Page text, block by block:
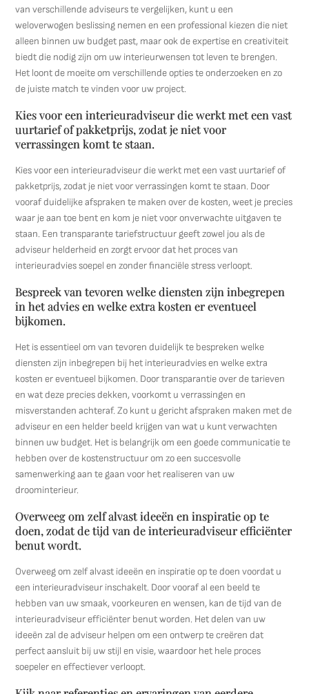
van verschillende adviseurs te vergelijken, kunt u een
weloverwogen beslissing nemen en een professional kiezen die niet
alleen binnen uw budget past, maar ook de expertise en creativiteit
biedt die nodig zijn om uw interieurwensen tot leven te brengen.
Het loont de moeite om verschillende opties te onderzoeken en zo
de juiste match te vinden voor uw project.
Kies voor een interieuradviseur die werkt met een vast
uurtarief of pakketprijs, zodat je niet voor
verrassingen komt te staan.
Kies voor een interieuradviseur die werkt met een vast uurtarief of
pakketprijs, zodat je niet voor verrassingen komt te staan. Door
vooraf duidelijke afspraken te maken over de kosten, weet je precies
waar je aan toe bent en kom je niet voor onverwachte uitgaven te
staan. Een transparante tariefstructuur geeft zowel jou als de
adviseur helderheid en zorgt ervoor dat het proces van
interieuradvies soepel en zonder financiële stress verloopt.
Bespreek van tevoren welke diensten zijn inbegrepen
in het advies en welke extra kosten er eventueel
bijkomen.
Het is essentieel om van tevoren duidelijk te bespreken welke
diensten zijn inbegrepen bij het interieuradvies en welke extra
kosten er eventueel bijkomen. Door transparantie over de tarieven
en wat deze precies dekken, voorkomt u verrassingen en
misverstanden achteraf. Zo kunt u gericht afspraken maken met de
adviseur en een helder beeld krijgen van wat u kunt verwachten
binnen uw budget. Het is belangrijk om een goede communicatie te
hebben over de kostenstructuur om zo een succesvolle
samenwerking aan te gaan voor het realiseren van uw
droominterieur.
Overweeg om zelf alvast ideeën en inspiratie op te
doen, zodat de tijd van de interieuradviseur efficiënter
benut wordt.
Overweeg om zelf alvast ideeën en inspiratie op te doen voordat u
een interieuradviseur inschakelt. Door vooraf al een beeld te
hebben van uw smaak, voorkeuren en wensen, kan de tijd van de
interieuradviseur efficiënter benut worden. Het delen van uw
ideeën zal de adviseur helpen om een ontwerp te creëren dat
perfect aansluit bij uw stijl en visie, waardoor het hele proces
soepeler en effectiever verloopt.